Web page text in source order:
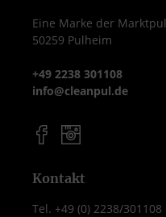
Eine Marke der Marktpul
50259 Pulheim
+49 2238 301108
info@cleanpul.de
Kontakt
Tel. +49 (0) 2238/301108